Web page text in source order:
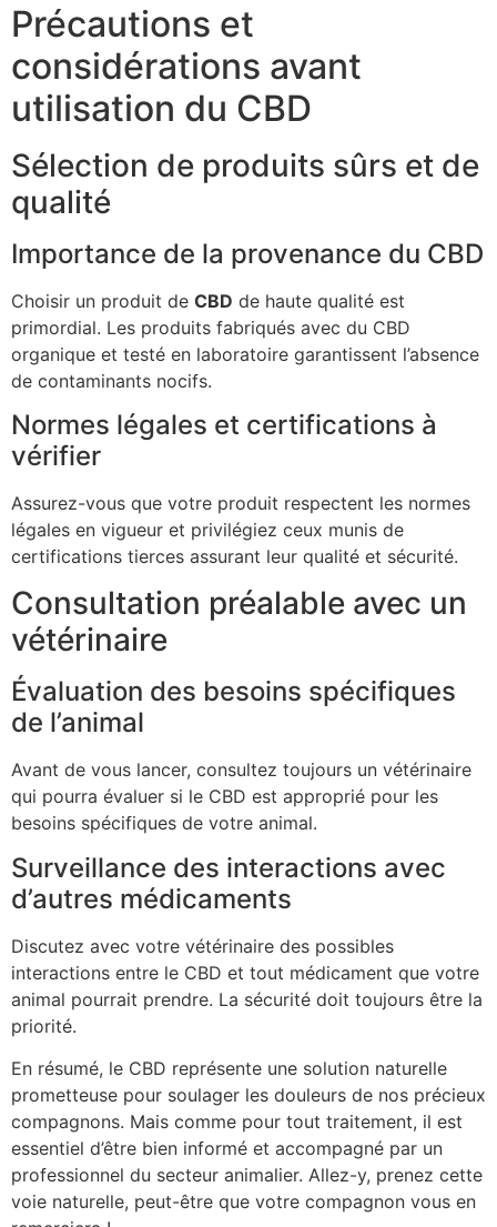
Précautions et
considérations avant
utilisation du CBD
Sélection de produits sûrs et de
qualité
Importance de la provenance du CBD
Choisir un produit de CBD de haute qualité est
primordial. Les produits fabriqués avec du CBD
organique et testé en laboratoire garantissent l’absence
de contaminants nocifs.
Normes légales et certifications à
vérifier
Assurez-vous que votre produit respectent les normes
légales en vigueur et privilégiez ceux munis de
certifications tierces assurant leur qualité et sécurité.
Consultation préalable avec un
vétérinaire
Évaluation des besoins spécifiques
de l’animal
Avant de vous lancer, consultez toujours un vétérinaire
qui pourra évaluer si le CBD est approprié pour les
besoins spécifiques de votre animal.
Surveillance des interactions avec
d’autres médicaments
Discutez avec votre vétérinaire des possibles
interactions entre le CBD et tout médicament que votre
animal pourrait prendre. La sécurité doit toujours être la
priorité.
En résumé, le CBD représente une solution naturelle
prometteuse pour soulager les douleurs de nos précieux
compagnons. Mais comme pour tout traitement, il est
essentiel d’être bien informé et accompagné par un
professionnel du secteur animalier. Allez-y, prenez cette
voie naturelle, peut-être que votre compagnon vous en